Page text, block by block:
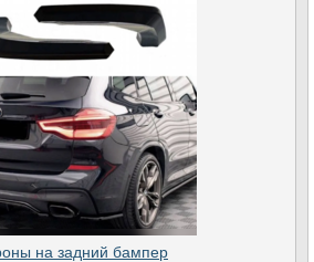
на задний бампер